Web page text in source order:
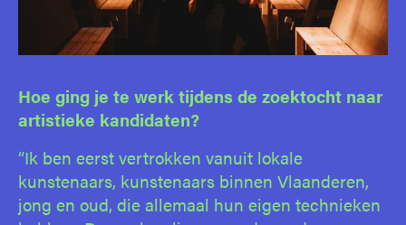
Hoe ging je te werk tijdens de zoektocht naar
artistieke kandidaten?
“Ik ben eerst vertrokken vanuit lokale
kunstenaars, kunstenaars binnen Vlaanderen,
jong en oud, die allemaal hun eigen technieken